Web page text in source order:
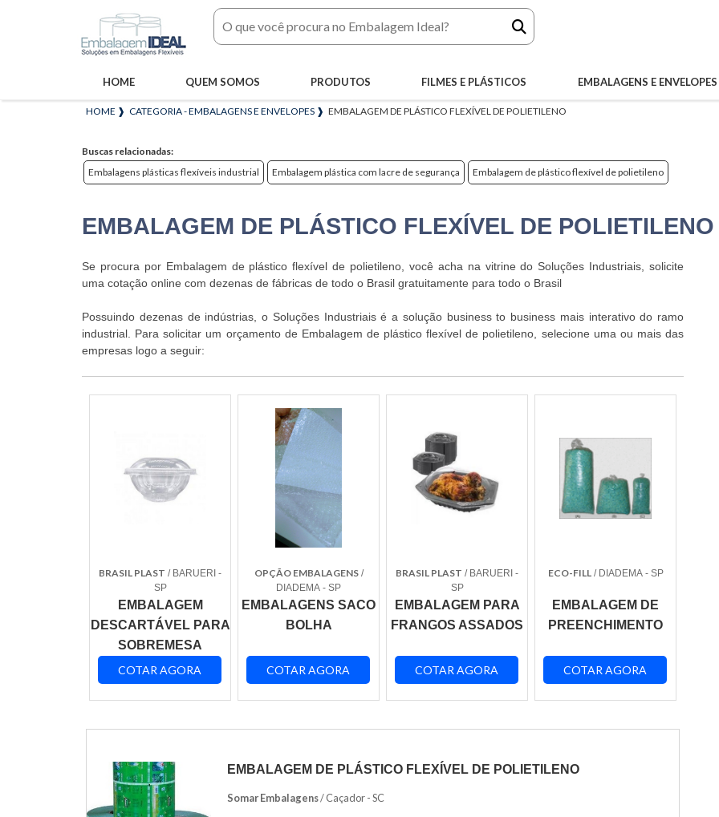
HOME QUEM SOMOS PRODUTOS FILMES E PLÁSTICOS EMBALAGENS E ENVELOPES
HOME ❱ CATEGORIA - EMBALAGENS E ENVELOPES ❱ EMBALAGEM DE PLÁSTICO FLEXÍVEL DE POLIETILENO
Buscas relacionadas:
Embalagens plásticas flexíveis industrial
Embalagem plástica com lacre de segurança Embalagem de plástico flexível de polietileno
EMBALAGEM DE PLÁSTICO FLEXÍVEL DE POLIETILENO
Se procura por Embalagem de plástico flexível de polietileno, você acha na vitrine do Soluções Industriais, solicite
uma cotação online com dezenas de fábricas de todo o Brasil gratuitamente para todo o Brasil
Possuindo dezenas de indústrias, o Soluções Industriais é a solução business to business mais interativo do ramo
industrial. Para solicitar um orçamento de Embalagem de plástico flexível de polietileno, selecione uma ou mais das
empresas logo a seguir:
BRASIL PLAST / BARUERI -
SP
EMBALAGEM
DESCARTÁVEL PARA
SOBREMESA
COTAR AGORA
OPÇÃO EMBALAGENS/
DIADEMA - SP
EMBALAGENS SACO
BOLHA
COTAR AGORA
BRASIL PLAST / BARUERI -
SP
EMBALAGEM PARA
FRANGOS ASSADOS
COTAR AGORA
ECO-FILL/ DIADEMA - SP
EMBALAGEM DE
PREENCHIMENTO
COTAR AGORA
EMBALAGEM DE PLÁSTICO FLEXÍVEL DE POLIETILENO
Somar Embalagens/ Caçador - SC